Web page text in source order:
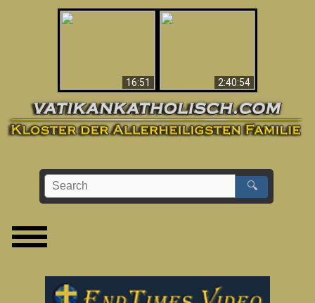
16:51
2:40:54
🔍